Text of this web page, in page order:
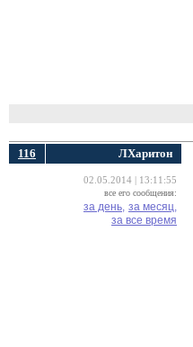
116 ЛХаритон
02.05.2014 | 13:11:55
все его сообщения:
за день, за месяц,
за все время